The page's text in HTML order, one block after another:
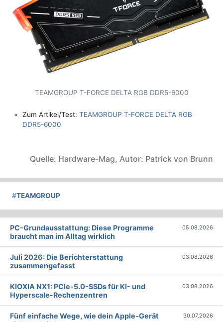
TEAMGROUP T-FORCE DELTA RGB DDR5-6000
Zum Artikel/Test: TEAMGROUP T-FORCE DELTA RGB
DDR5-6000
Quelle: Hardware-Mag, Autor: Patrick von Brunn
#TEAMGROUP
PC-Grundausstattung: Diese Programme
braucht man im Alltag wirklich
05.08.2026
Juli 2026: Die Bericht­erstattung
zusammengefasst
03.08.2026
KIOXIA NX1: PCIe-5.0-SSDs für KI- und
Hyperscale-Rechenzentren
03.08.2026
Fünf einfache Wege, wie dein Apple-Gerät
30.07.2026